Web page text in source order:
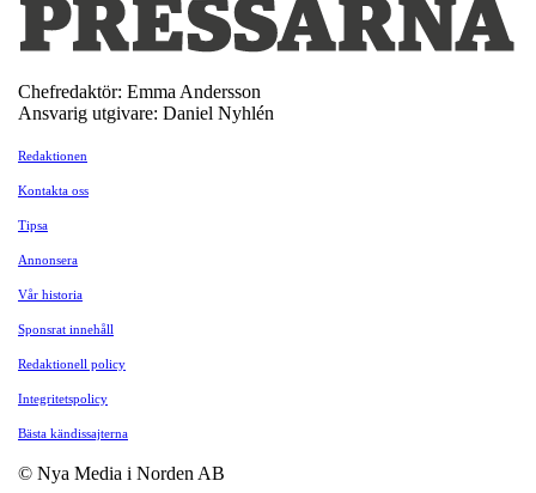
Chefredaktör: Emma Andersson
Ansvarig utgivare: Daniel Nyhlén
Redaktionen
Kontakta oss
Tipsa
Annonsera
Vår historia
Sponsrat innehåll
Redaktionell policy
Integritetspolicy
Bästa kändissajterna
© Nya Media i Norden AB